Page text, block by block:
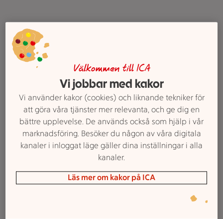
8 söta pannkakor
1. Roti – Thailändska pannkakor
Välkommen till ICA
Vi jobbar med kakor
Vi använder kakor (cookies) och liknande tekniker för
att göra våra tjänster mer relevanta, och ge dig en
bättre upplevelse. De används också som hjälp i vår
marknadsföring. Besöker du någon av våra digitala
kanaler i inloggat läge gäller dina inställningar i alla
kanaler.
Läs mer om kakor på ICA